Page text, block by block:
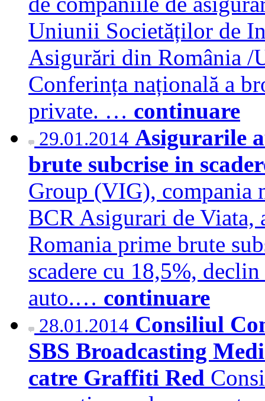
Uniunii Societăților de
Asigurări din România /
Conferința națională a
private. … continuare
29.01.2014 Asigurarile
brute subcrise in
Group (VIG), compania
BCR Asigurari de Viata,
Romania prime brute
scadere cu 18,5%,
auto.… continuare
28.01.2014 Consiliul
SBS Broadcasting
catre Graffiti Red